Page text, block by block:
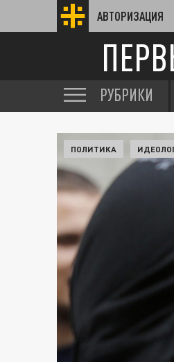
АВТОРИЗАЦИЯ
РУБРИКИ
ПОЛИТИКА